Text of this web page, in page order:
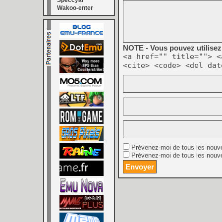
Wakoo-enter
NOTE - Vous pouvez
<a href="" title="">
<cite> <code> <del
Prévenez-moi de tous les
Prévenez-moi de tous les